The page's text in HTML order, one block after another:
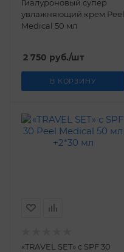
Гиалуроновый супер
увлажняющий крем Peel
Medical 50 мл
2 750 руб./шт
В КОРЗИНУ
«TRAVEL SET» с SPF 30